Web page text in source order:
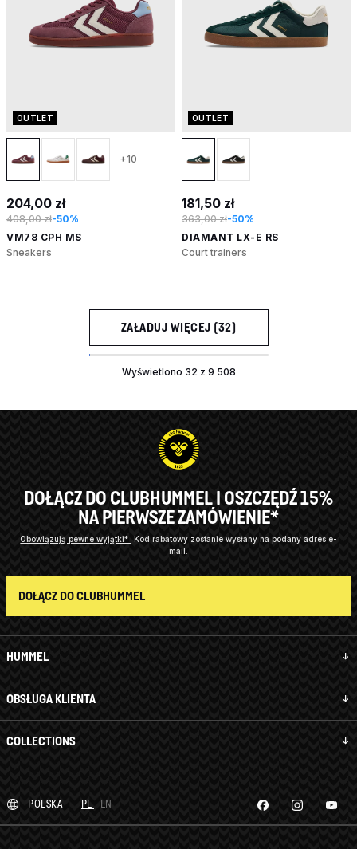
OUTLET
+10
204,00 zł
408,00 zł-50%
VM78 CPH MS
Sneakers
OUTLET
181,50 zł
363,00 zł-50%
DIAMANT LX-E RS
Court trainers
ZAŁADUJ WIĘCEJ (32)
Wyświetlono 32 z 9 508
HUMMEL
OBSŁUGA KLIENTA
COLLECTIONS
DOŁĄCZ DO CLUBHUMMEL I OSZCZĘDŹ 15%
NA PIERWSZE ZAMÓWIENIE*
Obowiązują pewne wyjątki* Kod rabatowy zostanie wysłany na podany adres e-
mail.
DOŁĄCZ DO CLUBHUMMEL
POLSKA PL EN